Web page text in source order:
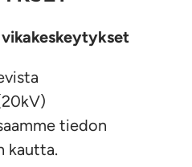
tiedon
kautta.